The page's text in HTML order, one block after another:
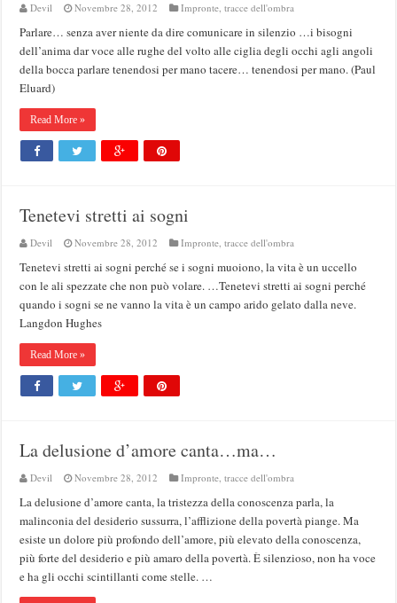
Devil Novembre 28, 2012 Impronte, tracce dell'ombra
Parlare… senza aver niente da dire comunicare in silenzio …i bisogni
dell’anima dar voce alle rughe del volto alle ciglia degli occhi agli angoli
della bocca parlare tenendosi per mano tacere… tenendosi per mano. (Paul
Eluard)
Read More »
Tenetevi stretti ai sogni
Devil Novembre 28, 2012 Impronte, tracce dell'ombra
Tenetevi stretti ai sogni perché se i sogni muoiono, la vita è un uccello
con le ali spezzate che non può volare. …Tenetevi stretti ai sogni perché
quando i sogni se ne vanno la vita è un campo arido gelato dalla neve.
Langdon Hughes
Read More »
La delusione d’amore canta…ma…
Devil Novembre 28, 2012 Impronte, tracce dell'ombra
La delusione d’amore canta, la tristezza della conoscenza parla, la
malinconia del desiderio sussurra, l’afflizione della povertà piange. Ma
esiste un dolore più profondo dell’amore, più elevato della conoscenza,
più forte del desiderio e più amaro della povertà. È silenzioso, non ha voce
e ha gli occhi scintillanti come stelle. …